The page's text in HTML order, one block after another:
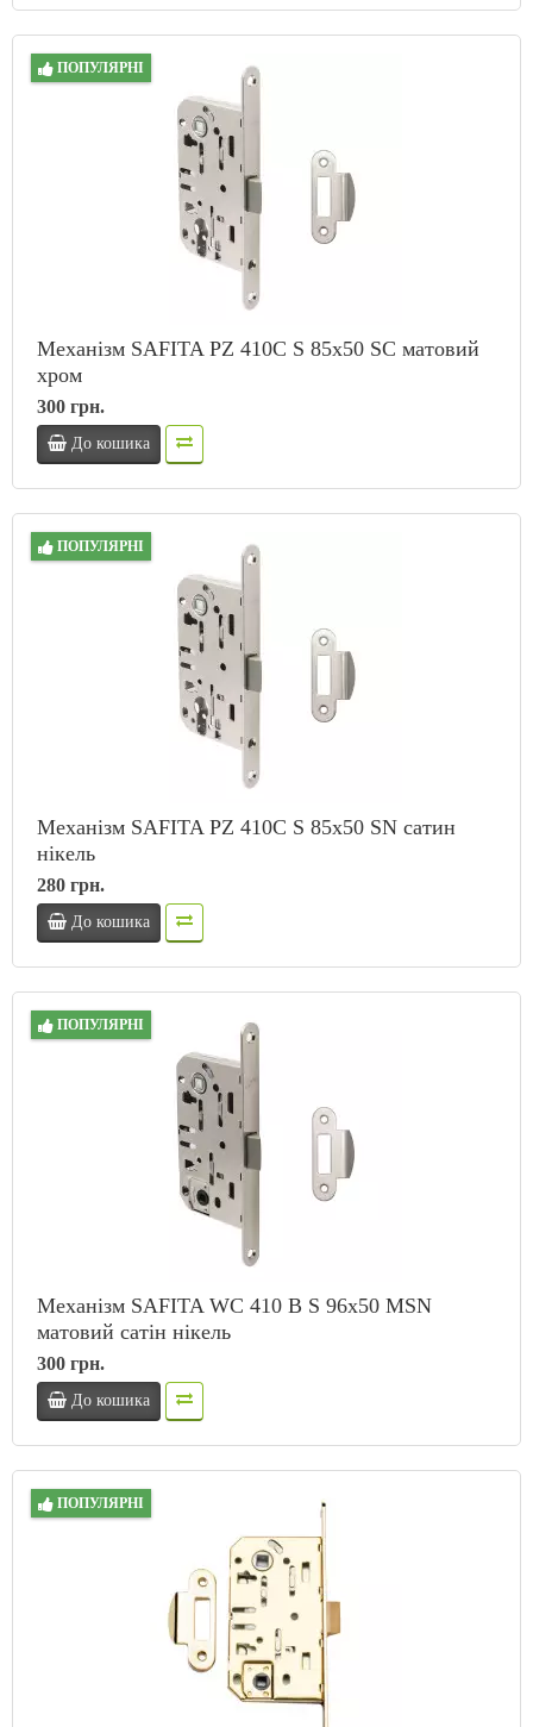
ПОПУЛЯРНІ
Механізм SAFITA PZ 410C S 85x50 SC матовий
хром
300 грн.
До кошика
ПОПУЛЯРНІ
Механізм SAFITA PZ 410C S 85x50 SN сатин
нікель
280 грн.
До кошика
ПОПУЛЯРНІ
Механізм SAFITA WC 410 B S 96x50 MSN
матовий сатін нікель
300 грн.
До кошика
ПОПУЛЯРНІ